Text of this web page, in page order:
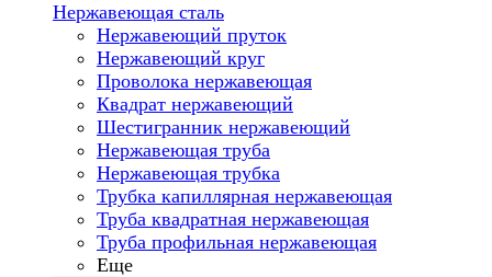
Нержавеющая сталь
Нержавеющий пруток
Нержавеющий круг
Проволока нержавеющая
Квадрат нержавеющий
Шестигранник нержавеющий
Нержавеющая труба
Нержавеющая трубка
Трубка капиллярная нержавеющая
Труба квадратная нержавеющая
Труба профильная нержавеющая
Еще